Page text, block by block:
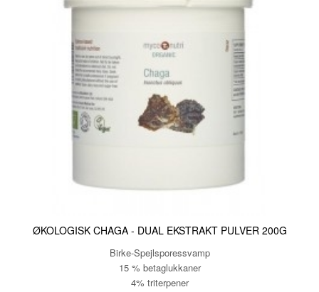
ØKOLOGISK CHAGA - DUAL EKSTRAKT PULVER 200G
Birke-­Spejlsporessvamp
15 % betaglukkaner
4% triterpener